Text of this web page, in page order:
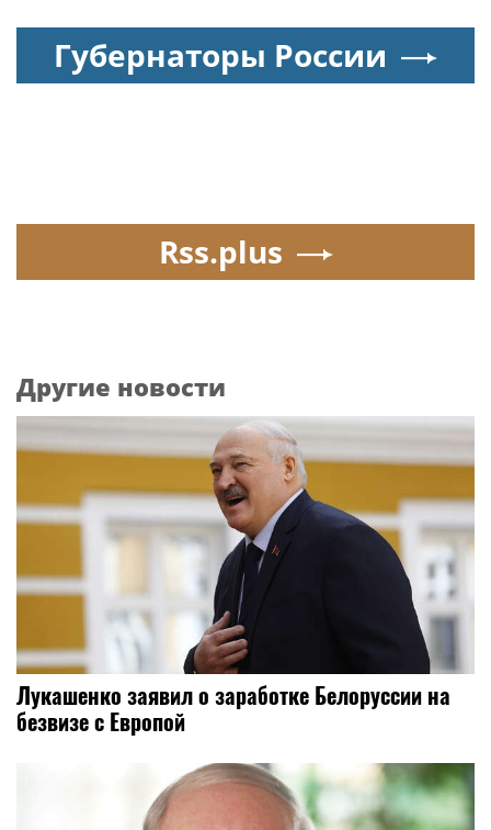
Губернаторы России
Rss.plus
Другие новости
Лукашенко заявил о заработке Белоруссии на
безвизе с Европой